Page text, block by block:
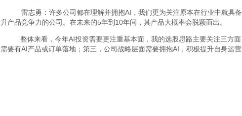
雷志勇：许多公司都在理解并拥抱AI，我们更为关注原本在行业中就具
升产品竞争力的公司。在未来的5年到10年间，其产品大概率会脱颖而出。
整体来看，今年AI投资需要更注重基本面，我的选股思路主要关注三方
需要有AI产品或订单落地；第三，公司战略层面需要拥抱AI，积极提升自身运营